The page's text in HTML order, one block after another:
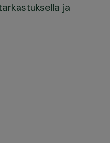
ja